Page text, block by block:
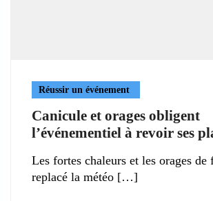
Réussir un événement
Canicule et orages obligent
l’événementiel à revoir ses
Les fortes chaleurs et les orages
replacé la météo